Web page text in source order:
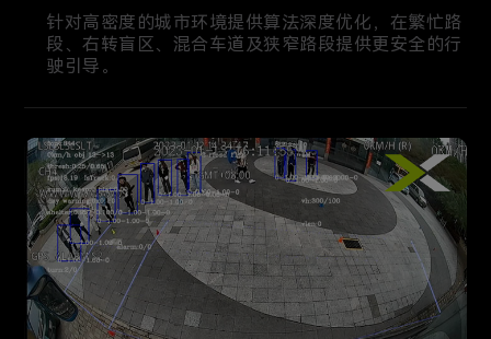
针对高密度的城市环境提供算法深度优化，在繁忙路
段、右转盲区、混合车道及狭窄路段提供更安全的行
驶引导。